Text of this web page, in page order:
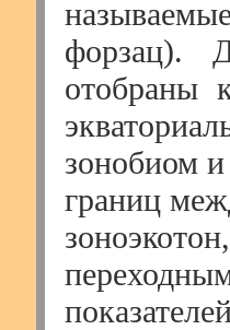
форзац).
отобраны
зонобиом и
границ